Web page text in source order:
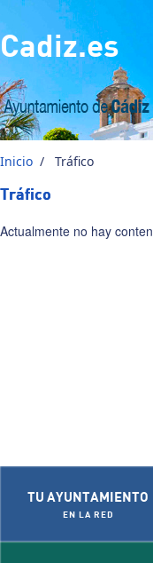
Pasar al contenido
Cadiz.es
Inicio / Tráfico
Tráfico
Actualmente no hay
TU AYUNTAMIENTO
EN LA RED